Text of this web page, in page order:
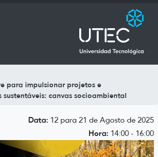
para impulsionar projetos e
sustentáveis: canvas socioambiental
Data: 12 para 21 de Agosto de 2025
Hora: 14:00 - 16:00